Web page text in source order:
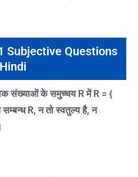
Subjective Questions
संख्याओं के समुच्चय Rमें R = {
सम्बन्धR,न तो स्वतुल्य है,न